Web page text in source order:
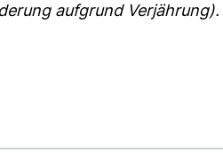
aufgrund Verjährung).